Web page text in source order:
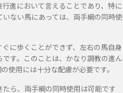
進において言えることであり、特に
ない馬にあっては、両手綱の同時使
に歩くことができず、左右の馬自身
す。このことは、かなり調教の進ん
使用には十分な配慮が必要です。
ら、両手綱の同時使用は可能です